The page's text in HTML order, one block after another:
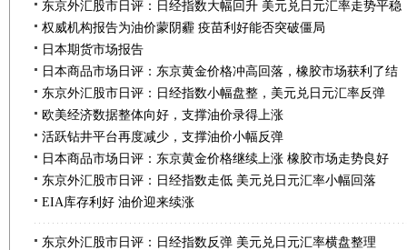
东京外汇股市日评：日经指数大幅回升 美元兑日元汇率走势平稳
权威机构报告为油价蒙阴霾 疫苗利好能否突破僵局
日本期货市场报告
日本商品市场日评：东京黄金价格冲高回落，橡胶市场获利了结
东京外汇股市日评：日经指数小幅盘整，美元兑日元汇率反弹
欧美经济数据整体向好，支撑油价录得上涨
活跃钻井平台再度减少，支撑油价小幅反弹
日本商品市场日评：东京黄金价格继续上涨 橡胶市场走势良好
东京外汇股市日评：日经指数走低 美元兑日元汇率小幅回落
EIA库存利好 油价迎来续涨
东京外汇股市日评：日经指数反弹 美元兑日元汇率横盘整理